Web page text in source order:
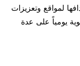
لمواقع وتعزيزات
يومياً على عدة